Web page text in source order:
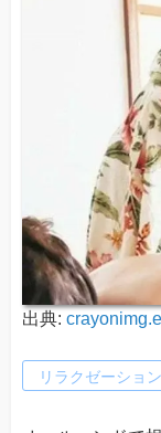
出典:
リラクゼーション